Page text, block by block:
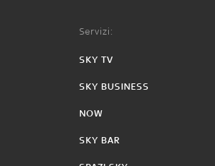
Servizi:
SKY TV
SKY BUSINESS
NOW
SKY BAR